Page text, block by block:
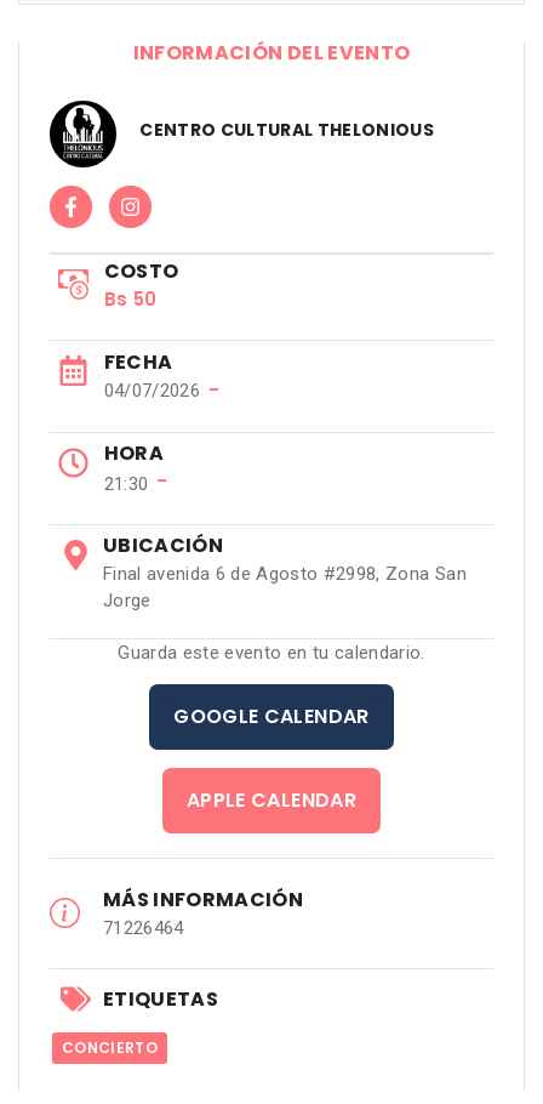
INFORMACIÓN DEL EVENTO
CENTRO CULTURAL THELONIOUS
COSTO
Bs 50
FECHA
04/07/2026 −
HORA
21:30 −
UBICACIÓN
Final avenida 6 de Agosto #2998, Zona San
Jorge
Guarda este evento en tu calendario.
GOOGLE CALENDAR
APPLE CALENDAR
MÁS INFORMACIÓN
71226464
ETIQUETAS
CONCIERTO